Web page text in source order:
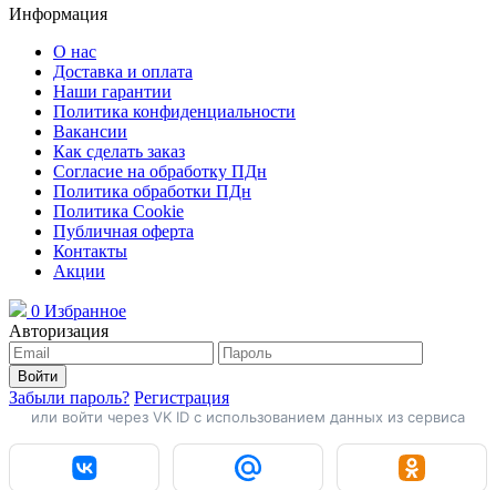
Информация
О нас
Доставка и оплата
Наши гарантии
Политика конфиденциальности
Вакансии
Как сделать заказ
Согласие на обработку ПДн
Политика обработки ПДн
Политика Cookie
Публичная оферта
Контакты
Акции
0 Избранное
Авторизация
Войти
Забыли пароль? Регистрация
или войти через VK ID с использованием данных из сервиса